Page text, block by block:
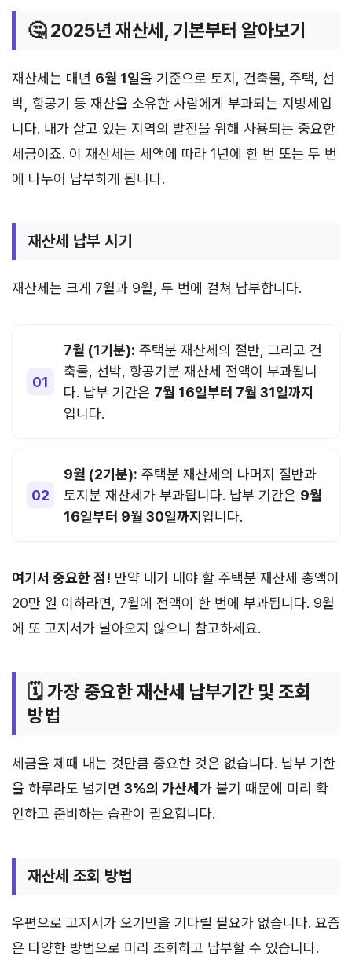
🤔 2025년 재산세, 기본부터 알아보기
재산세는 매년 6월 1일을 기준으로 토지, 건축물, 주택, 선
박, 항공기 등 재산을 소유한 사람에게 부과되는 지방세입
니다. 내가 살고 있는 지역의 발전을 위해 사용되는 중요한
세금이죠. 이 재산세는 세액에 따라 1년에 한 번 또는 두 번
에 나누어 납부하게 됩니다.
재산세 납부 시기
재산세는 크게 7월과 9월, 두 번에 걸쳐 납부합니다.
7월 (1기분): 주택분 재산세의 절반, 그리고 건
축물, 선박, 항공기분 재산세 전액이 부과됩니
다. 납부 기간은 7월 16일부터 7월 31일까지
입니다.
9월 (2기분): 주택분 재산세의 나머지 절반과
토지분 재산세가 부과됩니다. 납부 기간은 9월
16일부터 9월 30일까지입니다.
여기서 중요한 점! 만약 내가 내야 할 주택분 재산세 총액이
20만 원 이하라면, 7월에 전액이 한 번에 부과됩니다. 9월
에 또 고지서가 날아오지 않으니 참고하세요.
🗓️ 가장 중요한 재산세 납부기간 및 조회
방법
세금을 제때 내는 것만큼 중요한 것은 없습니다. 납부 기한
을 하루라도 넘기면 3%의 가산세가 붙기 때문에 미리 확
인하고 준비하는 습관이 필요합니다.
재산세 조회 방법
우편으로 고지서가 오기만을 기다릴 필요가 없습니다. 요즘
은 다양한 방법으로 미리 조회하고 납부할 수 있습니다.